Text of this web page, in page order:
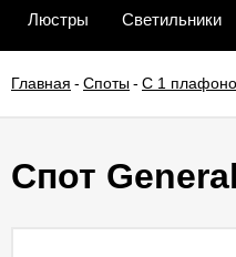
Люстры Светильники
Главная - Споты- С 1
Спот